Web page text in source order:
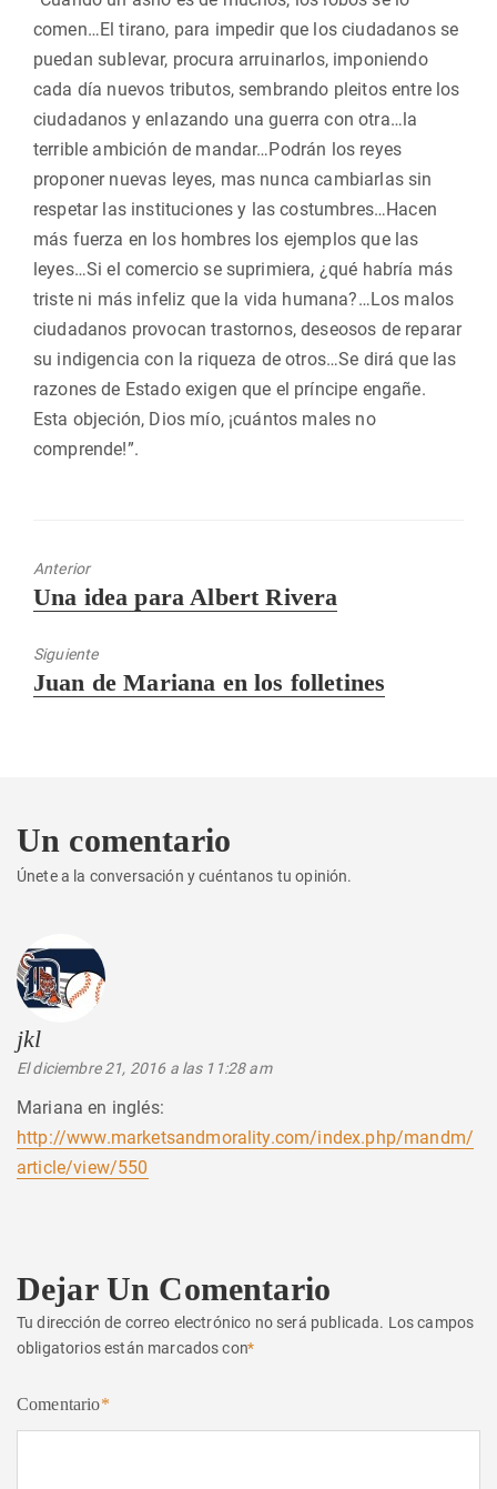
comen…El tirano, para impedir que los ciudadanos se
puedan sublevar, procura arruinarlos, imponiendo
cada día nuevos tributos, sembrando pleitos entre los
ciudadanos y enlazando una guerra con otra…la
terrible ambición de mandar…Podrán los reyes
proponer nuevas leyes, mas nunca cambiarlas sin
respetar las instituciones y las costumbres…Hacen
más fuerza en los hombres los ejemplos que las
leyes…Si el comercio se suprimiera, ¿qué habría más
triste ni más infeliz que la vida humana?…Los malos
ciudadanos provocan trastornos, deseosos de reparar
su indigencia con la riqueza de otros…Se dirá que las
razones de Estado exigen que el príncipe engañe.
Esta objeción, Dios mío, ¡cuántos males no
comprende!”.
Anterior
Entrada
Una idea para Albert Rivera
Siguiente
Entrada
Juan de Mariana en los folletines
Un comentario
Únete a la conversación y cuéntanos tu opinión.
jkl
El diciembre 21, 2016 a las 11:28 am
Mariana en inglés:
http://www.marketsandmorality.com/index.php/mandm/
article/view/550
Dejar Un Comentario
Tu dirección de correo electrónico no será publicada. Los campos
obligatorios están marcados con*
Comentario*